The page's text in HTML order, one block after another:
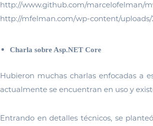
http://www.github.com/marcelofelman/
http://mfelman.com/wp-content/uploads/
Charla sobre Asp.NET Core
Hubieron muchas charlas enfocadas a
actualmente se encuentran en uso y
Entrando en detalles técnicos, se